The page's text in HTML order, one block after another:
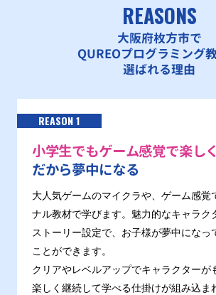
REASONS
大阪府枚方市で
QUREOプログラミング
選ばれる理由
REASON 1
小学生でもゲーム感覚で楽し
だから夢中になる
大人気ゲームのマイクラや、ゲーム感覚
ナル教材で学びます。魅力的なキャラク
ストーリー設定で、お子様が夢中になっ
ことができます。
クリアやレベルアップでキャラクターが
楽しく継続して学べる仕掛けが組み込ま